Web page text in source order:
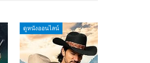
ดูหนังออนไลน์